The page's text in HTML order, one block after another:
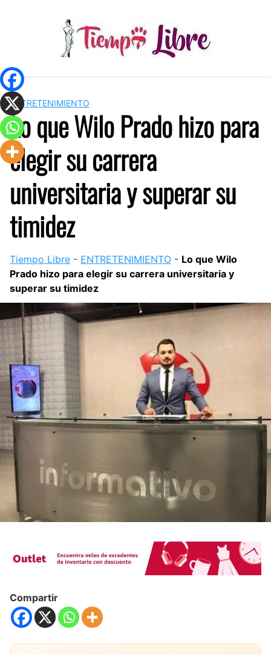
ENTRETENIMIENTO
Lo que Wilo Prado hizo para
elegir su carrera
universitaria y superar su
timidez
Tiempo Libre - ENTRETENIMIENTO - Lo que Wilo
Prado hizo para elegir su carrera universitaria y
superar su timidez
Compartir